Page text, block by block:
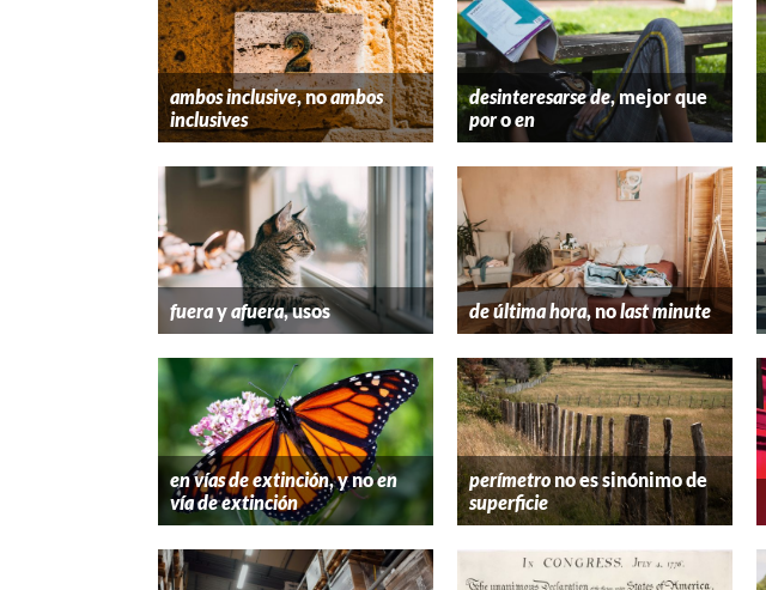
ambos inclusive, noambos
inclusives
desinteresarse de, mejor que
poroen
fuerayafuera, usos de última hora, nolast minute
en vías de extinción, y noen
vía de extinción
perímetrono es sinónimo de
superficie